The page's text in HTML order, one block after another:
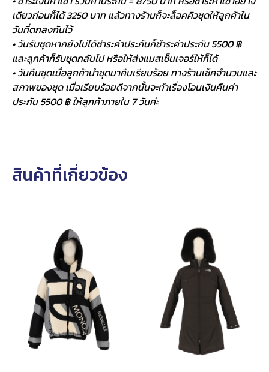
เดียวก่อนก็ได้ 3250 บาท แล้วทางร้านก็จะล็อคคิวชุดให้ลูกค้าใน
วันที่ตกลงกันไว้
• วันรับชุดหากยังไม่ได้ชำระค่าประกันก็ชำระค่าประกัน 5500 ฿
และลูกค้าก็รับชุดกลับไป หรือให้ส่งแมสเซ็นเจอร์ให้ก็ได้
• วันคืนชุดเมื่อลูกค้านำชุดมาคืนเรียบร้อย ทางร้านเช็คจำนวนและ
สภาพของชุด เมื่อเรียบร้อยดีจากนั้นจะทำเรื่องโอนเงินคืนค่า
ประกัน 5500 ฿ ให้ลูกค้าภายใน 7 วันค่ะ
สินค้าที่เกี่ยวข้อง